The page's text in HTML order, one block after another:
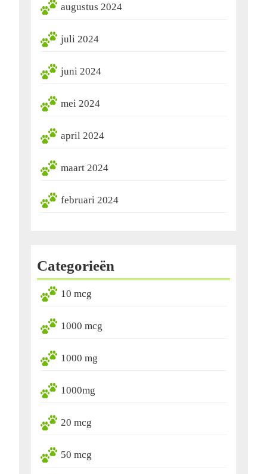
augustus 2024
juli 2024
juni 2024
mei 2024
april 2024
maart 2024
februari 2024
Categorieën
10 mcg
1000 mcg
1000 mg
1000mg
20 mcg
50 mcg